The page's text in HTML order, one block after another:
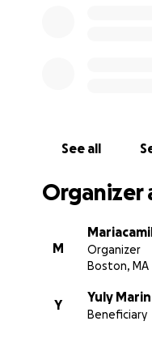
See all
Organizer
M
Organizer
Boston, MA
Y
Yuly Marin
Beneficiary